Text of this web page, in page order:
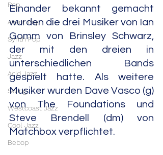
Pop
Avant Pop
Synth Pop
Jazz
Acid Jazz
Swing
Westcoast Jazz
Cool Jazz
Bebop
Einander bekannt gemacht
wurden die drei Musiker von Ian
Gomm von Brinsley Schwarz,
der mit den dreien in
unterschiedlichen Bands
gespielt hatte. Als weitere
Musiker wurden Dave Vasco (g)
von The Foundations und
Steve Brendell (dm) von
Matchbox verpflichtet.